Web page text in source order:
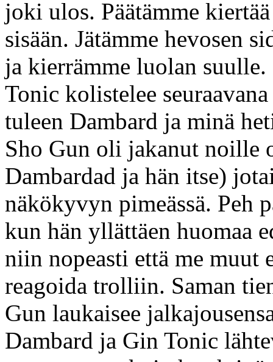
joki ulos. Päätämme
sisään. Jätämme hevosen
ja kierrämme luolan suulle.
Tonic kolistelee
tuleen Dambard ja minä
Sho Gun oli jakanut noille
Dambardad ja hän itse)
näkökyvyn pimeässä. Peh
kun hän yllättäen huomaa
niin nopeasti että me muut
reagoida trolliin. Saman
Gun laukaisee
Dambard ja Gin Tonic